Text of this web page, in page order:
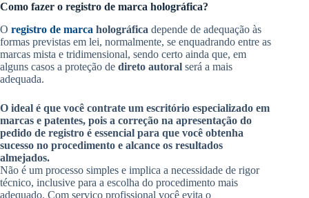
Como fazer o registro de marca holográfica?
O registro de marca holográfica depende de adequação às
formas previstas em lei, normalmente, se enquadrando entre as
marcas mista e tridimensional, sendo certo ainda que, em
alguns casos a proteção de direto autoral será a mais
adequada.
O ideal é que você contrate um escritório especializado em
marcas e patentes, pois a correção na apresentação do
pedido de registro é essencial para que você obtenha
sucesso no procedimento e alcance os resultados
almejados.
Não é um processo simples e implica a necessidade de rigor
técnico, inclusive para a escolha do procedimento mais
adequado. Com serviço profissional você evita o